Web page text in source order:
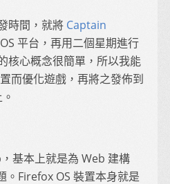
時間，就將 Captain
平台，再用二個星期進行
核心概念很簡單，所以我能
而優化遊戲，再將之發佈到
基本上就是為 Web 建構
。Firefox OS 裝置本身就是